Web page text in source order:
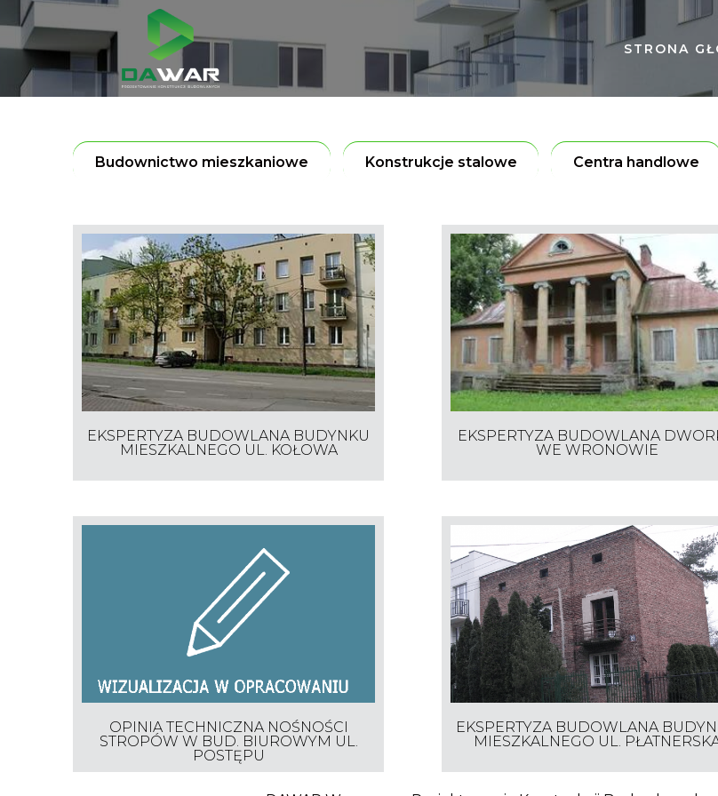
STRONA
Budownictwo mieszkaniowe Konstrukcje stalowe Centra handlowe
EKSPERTYZA BUDOWLANA BUDYNKU
MIESZKALNEGO UL. KOŁOWA
EKSPERTYZA BUDOWLANA
WE WRONOWIE
OPINIA TECHNICZNA NOŚNOŚCI
STROPÓW W BUD. BIUROWYM UL.
POSTĘPU
EKSPERTYZA BUDOWLANA
MIESZKALNEGO UL.